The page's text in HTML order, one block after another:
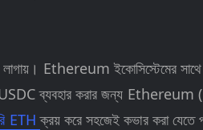
Ethereum ইকোসিস্টেমের
USDC ব্যবহার করার জন্য
ETHক্রয় করে সহজেই কভার করা যেতে